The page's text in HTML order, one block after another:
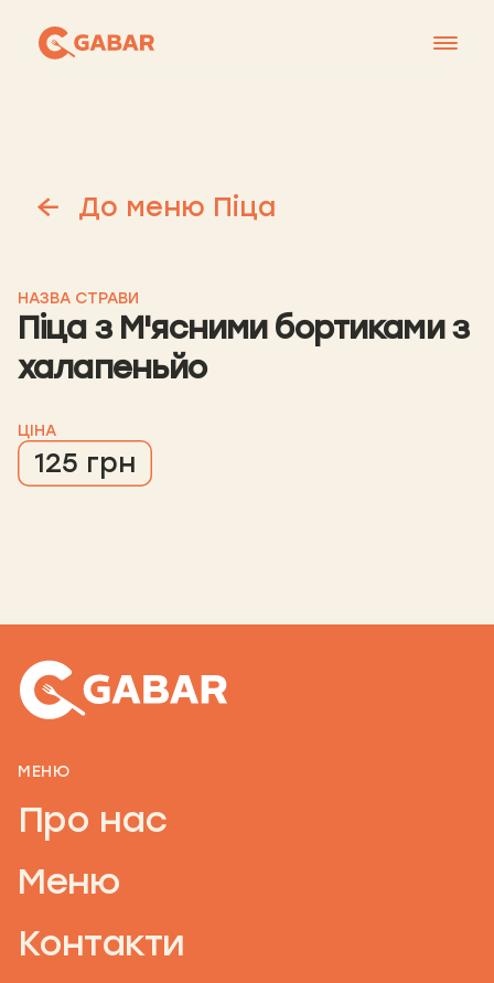
Франшиза
До меню Піца
НАЗВА СТРАВИ
Піца з М'ясними бортиками з
халапеньйо
ЦІНА
125 грн
МЕНЮ
Про нас
Меню
Контакти